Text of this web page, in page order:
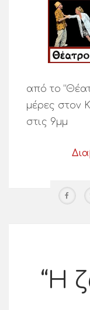
από το
μέρες στον
στις 9μμ
“Η